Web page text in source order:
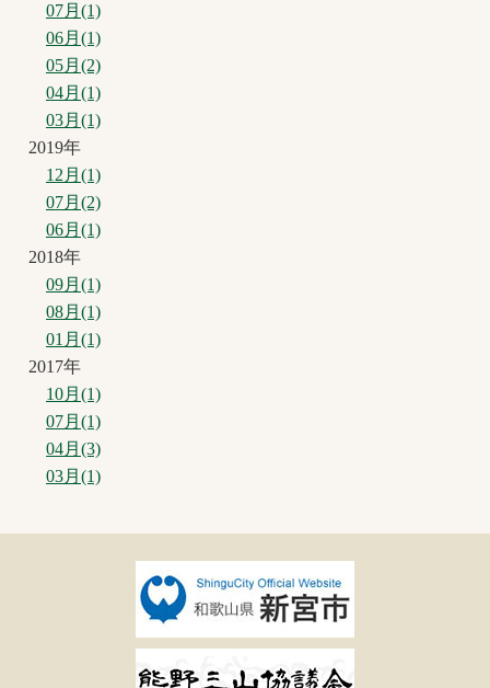
07月(1)
06月(1)
05月(2)
04月(1)
03月(1)
2019年
12月(1)
07月(2)
06月(1)
2018年
09月(1)
08月(1)
01月(1)
2017年
10月(1)
07月(1)
04月(3)
03月(1)